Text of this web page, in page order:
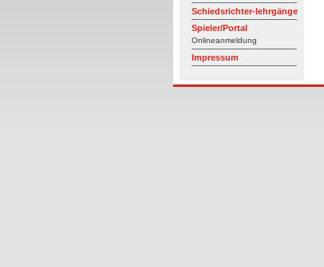
Schiedsrichter-lehrgänge
Spieler/Portal
Onlineanmeldung
Impressum